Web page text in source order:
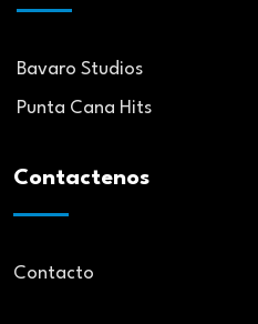
Bavaro Studios
Punta Cana Hits
Contactenos
Contacto